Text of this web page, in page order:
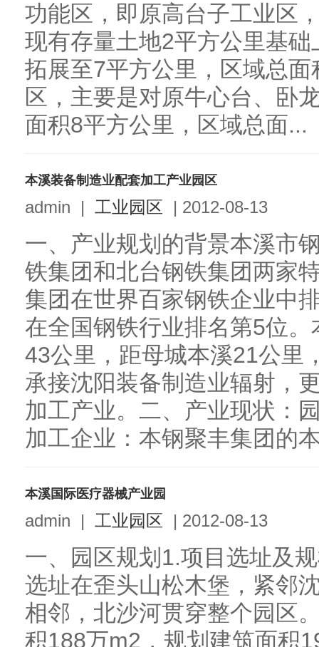
功能区，即原高台子工业区
现有存量土地2平方公里基
拓展至7平方公里，区域总
区，主要是对原牛心台、卧
面积8平方公里，区域总面...
本溪装备制造业配套加工产业园区
admin | 工业园区 | 2012-08-13
一、产业规划的背景本溪市
铁集团和北台钢铁集团两家
集团在世界百家钢铁企业中
在全国钢铁行业排名第5位
43公里，距母城本溪21公里
承接沈阳装备制造业辐射，
加工产业。二、产业现状：
加工企业：本钢聚丰集团的
本溪国际医疗器械产业园
admin | 工业园区 | 2012-08-13
一、园区规划1.项目选址及
选址在歪头山松木堡，紧邻
相邻，北沙河贯穿整个园区
积188万m2，规划建筑面积